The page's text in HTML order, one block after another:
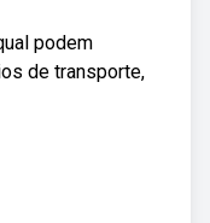
podem
de transporte,